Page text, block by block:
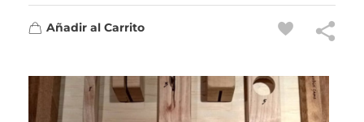
Añadir al Carrito